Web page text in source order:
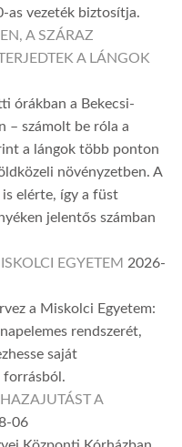
as vezeték biztosítja.
A SZÁRAZ
A LÁNGOK
órákban a Bekecsi-
– számolt be róla a
a lángok több ponton
növényzetben. A
elérte, így a füst
jelentős számban
EGYETEM 2026-
a Miskolci Egyetem:
rendszerét,
saját
forrásból.
A
06